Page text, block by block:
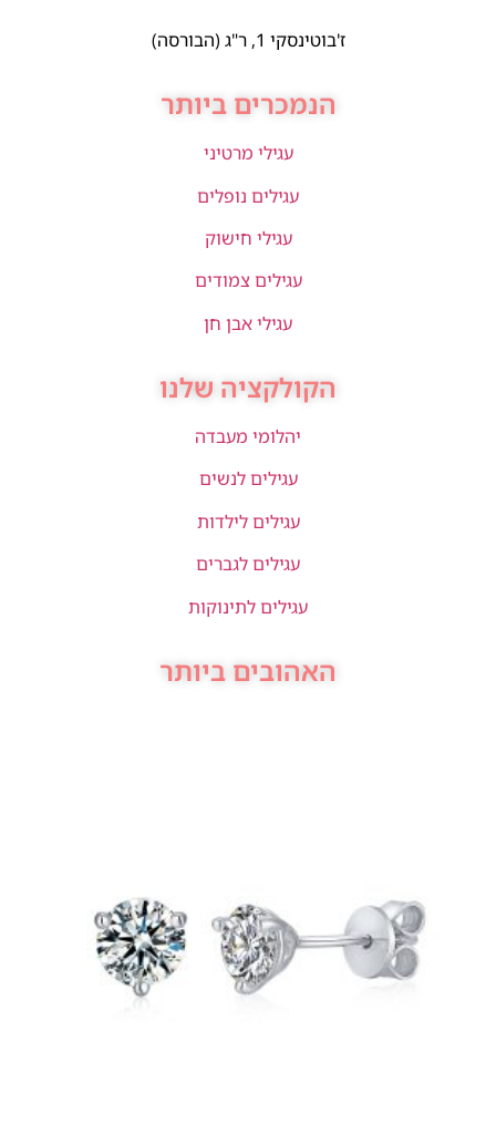
ז'בוטינסקי 1, ר"ג (הבורסה)
הנמכרים ביותר
עגילי מרטיני
עגילים נופלים
עגילי חישוק
עגילים צמודים
עגילי אבן חן
הקולקציה שלנו
יהלומי מעבדה
עגילים לנשים
עגילים לילדות
עגילים לגברים
עגילים לתינוקות
האהובים ביותר